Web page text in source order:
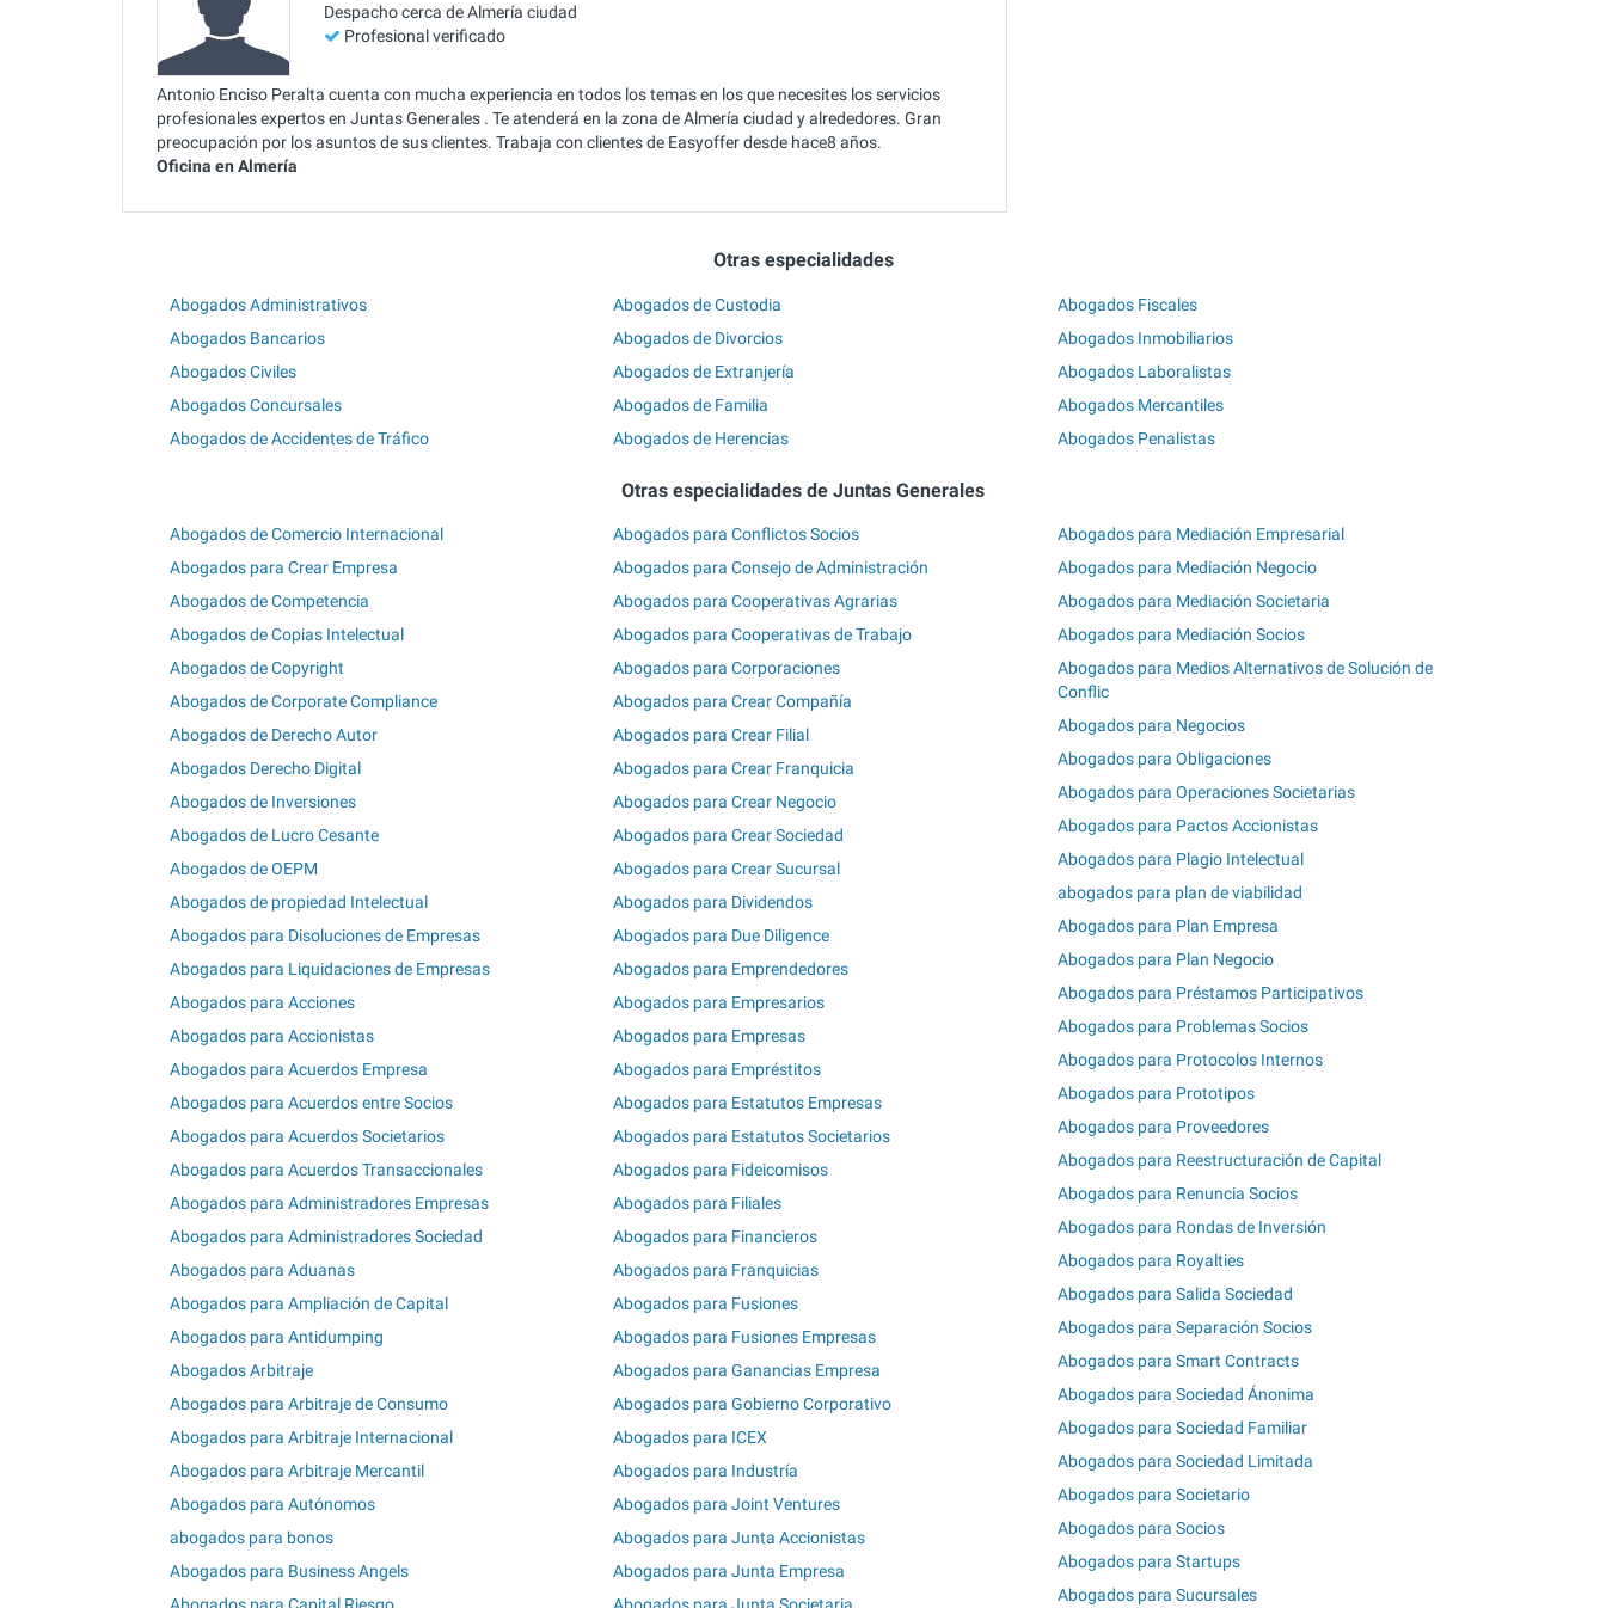
Despacho cerca de Almería ciudad
Profesional verificado
Antonio Enciso Peralta cuenta con mucha experiencia en todos los temas en los que necesites los servicios
profesionales expertos en Juntas Generales . Te atenderá en la zona de Almería ciudad y alrededores. Gran
preocupación por los asuntos de sus clientes. Trabaja con clientes de Easyoffer desde hace8 años.
Oficina en Almería
Otras especialidades
Abogados Administrativos
Abogados Bancarios
Abogados Civiles
Abogados Concursales
Abogados de Accidentes de Tráfico
Abogados de Custodia
Abogados de Divorcios
Abogados de Extranjería
Abogados de Familia
Abogados de Herencias
Abogados Fiscales
Abogados Inmobiliarios
Abogados Laboralistas
Abogados Mercantiles
Abogados Penalistas
Otras especialidades de Juntas Generales
Abogados de Comercio Internacional
Abogados para Crear Empresa
Abogados de Competencia
Abogados de Copias Intelectual
Abogados de Copyright
Abogados de Corporate Compliance
Abogados de Derecho Autor
Abogados Derecho Digital
Abogados de Inversiones
Abogados de Lucro Cesante
Abogados de OEPM
Abogados de propiedad Intelectual
Abogados para Disoluciones de Empresas
Abogados para Liquidaciones de Empresas
Abogados para Acciones
Abogados para Accionistas
Abogados para Acuerdos Empresa
Abogados para Acuerdos entre Socios
Abogados para Acuerdos Societarios
Abogados para Acuerdos Transaccionales
Abogados para Administradores Empresas
Abogados para Administradores Sociedad
Abogados para Aduanas
Abogados para Ampliación de Capital
Abogados para Antidumping
Abogados Arbitraje
Abogados para Arbitraje de Consumo
Abogados para Arbitraje Internacional
Abogados para Arbitraje Mercantil
Abogados para Autónomos
abogados para bonos
Abogados para Business Angels
Abogados para Conflictos Socios
Abogados para Consejo de Administración
Abogados para Cooperativas Agrarias
Abogados para Cooperativas de Trabajo
Abogados para Corporaciones
Abogados para Crear Compañía
Abogados para Crear Filial
Abogados para Crear Franquicia
Abogados para Crear Negocio
Abogados para Crear Sociedad
Abogados para Crear Sucursal
Abogados para Dividendos
Abogados para Due Diligence
Abogados para Emprendedores
Abogados para Empresarios
Abogados para Empresas
Abogados para Empréstitos
Abogados para Estatutos Empresas
Abogados para Estatutos Societarios
Abogados para Fideicomisos
Abogados para Filiales
Abogados para Financieros
Abogados para Franquicias
Abogados para Fusiones
Abogados para Fusiones Empresas
Abogados para Ganancias Empresa
Abogados para Gobierno Corporativo
Abogados para ICEX
Abogados para Industría
Abogados para Joint Ventures
Abogados para Junta Accionistas
Abogados para Junta Empresa
Abogados para Mediación Empresarial
Abogados para Mediación Negocio
Abogados para Mediación Societaria
Abogados para Mediación Socios
Abogados para Medios Alternativos de Solución de
Conflic
Abogados para Negocios
Abogados para Obligaciones
Abogados para Operaciones Societarias
Abogados para Pactos Accionistas
Abogados para Plagio Intelectual
abogados para plan de viabilidad
Abogados para Plan Empresa
Abogados para Plan Negocio
Abogados para Préstamos Participativos
Abogados para Problemas Socios
Abogados para Protocolos Internos
Abogados para Prototipos
Abogados para Proveedores
Abogados para Reestructuración de Capital
Abogados para Renuncia Socios
Abogados para Rondas de Inversión
Abogados para Royalties
Abogados para Salida Sociedad
Abogados para Separación Socios
Abogados para Smart Contracts
Abogados para Sociedad Ánonima
Abogados para Sociedad Familiar
Abogados para Sociedad Limitada
Abogados para Societario
Abogados para Socios
Abogados para Startups
Abogados para Sucursales